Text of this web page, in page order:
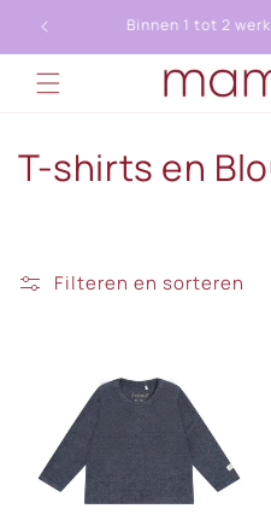
naar de
content
Gratis afhalen
C
T-shirts en
Filteren en sorteren